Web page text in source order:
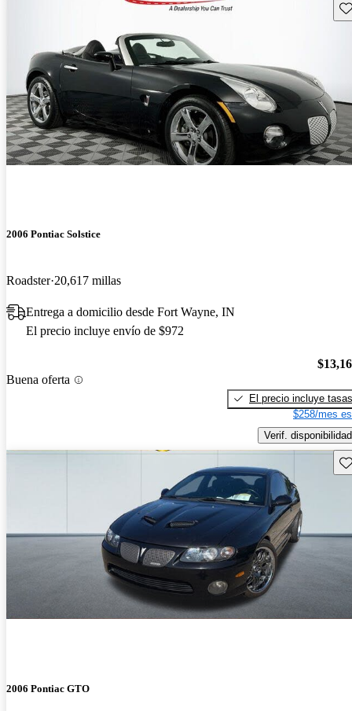
2006 Pontiac Solstice
Roadster 20,617 millas
Entrega a domicilio desde Fort Wayne, IN
El precio incluye envío de $972
Buena oferta
El precio incluye tasas
$258/mes
Verif. disponibilidad
2006 Pontiac GTO